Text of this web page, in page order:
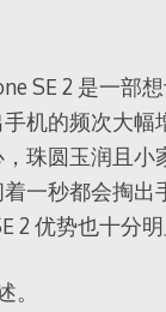
SE 2 是一部
机的频次大幅
珠圆玉润且小
一秒都会掏
2 优势也十分明